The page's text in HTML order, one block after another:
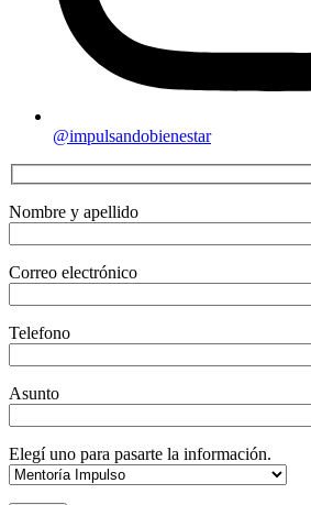
@impulsandobienestar
Nombre y apellido
Correo electrónico
Telefono
Asunto
Elegí uno para pasarte la información.